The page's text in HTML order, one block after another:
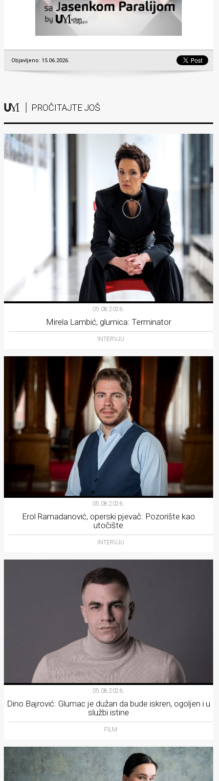
Objavljeno: 15.06.2026.
PROČITAJTE JOŠ
05.08.2026.
Mirela Lambić, glumica: Terminator
INTERVJU
05.08.2026.
Erol Ramadanović, operski pjevač: Pozorište kao
utočište
INTERVJU
05.08.2026.
Dino Bajrović: Glumac je dužan da bude iskren, ogoljen i u
službi istine
FILM